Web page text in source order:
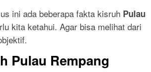
ini ada beberapa fakta kisruh Pulau
kita ketahui. Agar bisa melihat dari
Pulau Rempang